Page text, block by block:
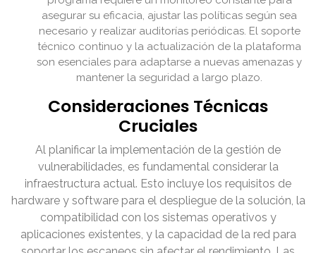
asegurar su eficacia, ajustar las políticas según sea
necesario y realizar auditorías periódicas. El soporte
técnico continuo y la actualización de la plataforma
son esenciales para adaptarse a nuevas amenazas y
mantener la seguridad a largo plazo.
Consideraciones Técnicas
Cruciales
Al planificar la implementación de la gestión de
vulnerabilidades, es fundamental considerar la
infraestructura actual. Esto incluye los requisitos de
hardware y software para el despliegue de la solución, la
compatibilidad con los sistemas operativos y
aplicaciones existentes, y la capacidad de la red para